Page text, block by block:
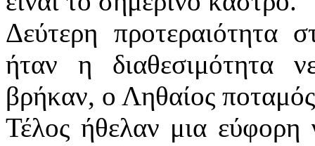
Δεύτερη προτεραιότητα
ήταν η διαθεσιμότητα
βρήκαν, ο Ληθαίος
Τέλος ήθελαν μια